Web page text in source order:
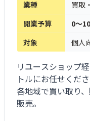
参考・引用サイト
ージ
（https://www.a-t-
※現在は変更され
業種
買取
開業予算
0～
対象
個人
リユースショップ
トルにお任せくださ
各地域で買い取り
販売。